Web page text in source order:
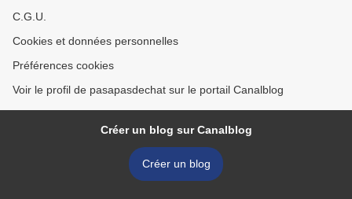
C.G.U.
Cookies et données personnelles
Préférences cookies
Voir le profil de pasapasdechat sur le portail Canalblog
Créer un blog sur Canalblog
Créer un blog